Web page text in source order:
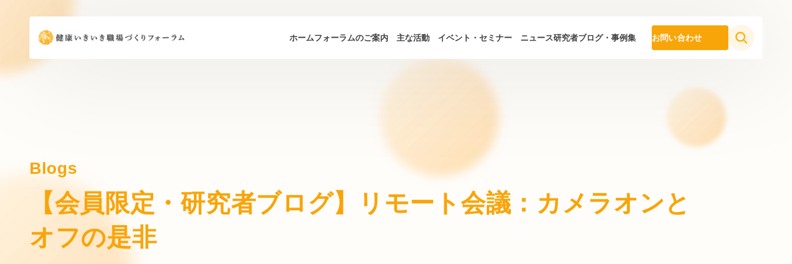
ホームフォーラムのご案内 主な活動 イベント・セミナー ニュース研究者ブログ・事例集 お問い合わせ
Blogs
【会員限定・研究者ブログ】リモート会議：カメラオンと
オフの是非